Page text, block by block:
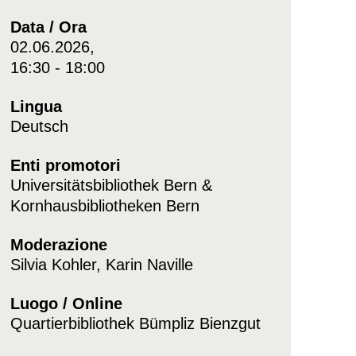
Data / Ora
02.06.2026,
16:30 - 18:00
Lingua
Deutsch
Enti promotori
Universitätsbibliothek Bern &
Kornhausbibliotheken Bern
Moderazione
Silvia Kohler, Karin Naville
Luogo / Online
Quartierbibliothek Bümpliz Bienzgut